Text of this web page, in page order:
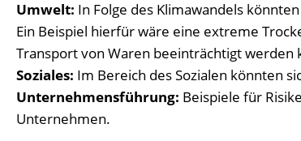
Umwelt: In Folge des Klimawandels
Ein Beispiel hierfür wäre eine extreme
Transport von Waren beeinträchtigt werden
Soziales: Im Bereich des Sozialen könnten
Unternehmensführung: Beispiele für
Unternehmen.